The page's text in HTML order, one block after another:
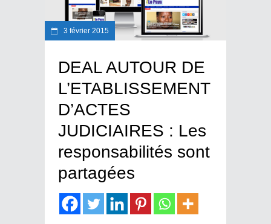
3 février 2015
DEAL AUTOUR DE
L’ETABLISSEMENT
D’ACTES
JUDICIAIRES : Les
responsabilités sont
partagées